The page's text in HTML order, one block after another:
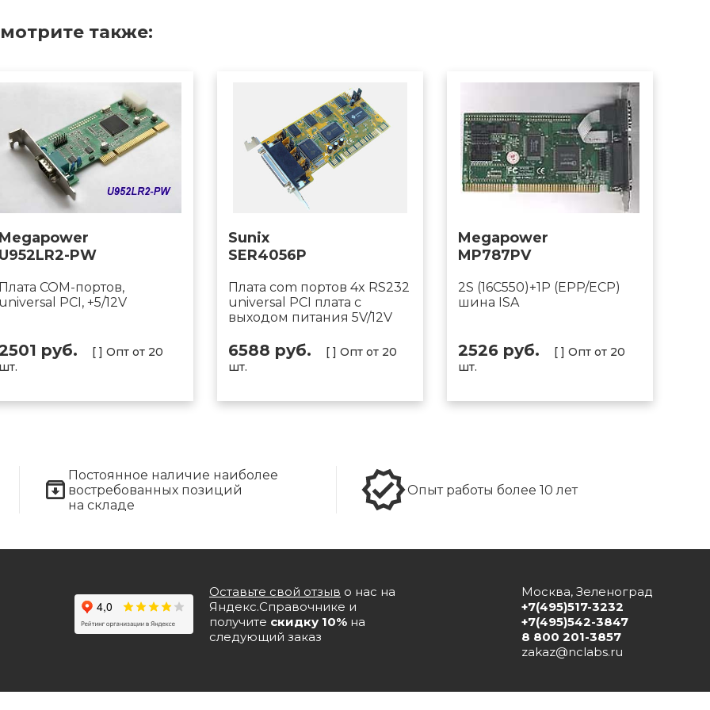
также:
PW
COM-портов,
PCI, +5/12V
руб.
[ ] Опт от 20
Sunix
SER4056P
Плата com портов 4x RS232
universal PCI плата с
выходом питания 5V/12V
6588 руб.
[ ] Опт от 20
шт.
Megapower
MP787PV
2S (16C550)+1P (EPP/ECP)
шина ISA
2526 руб.
[ ] Опт от 20
шт.
Постоянное наличие наиболее
востребованных позиций
на складе
Опыт работы более 10 лет
Оставьте свой отзыв о нас на
Яндекс.Справочнике и
получите скидку 10% на
следующий заказ
Москва, Зеленоград
+7(495)517-3232
+7(495)542-3847
8 800 201-3857
zakaz@nclabs.ru